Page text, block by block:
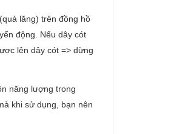
lăng) trên đồng hồ
động. Nếu dây cót
lên dây cót => dừng
năng lượng trong
khi sử dụng, bạn nên